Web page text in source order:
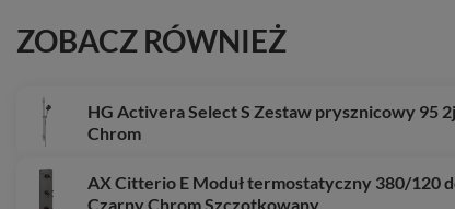
ZOBACZ RÓWNIEŻ
HG Activera Select S Zestaw prysznicowy 95
Chrom
AX Citterio E Moduł termostatyczny 380/120
Czarny Chrom Szczotkowany